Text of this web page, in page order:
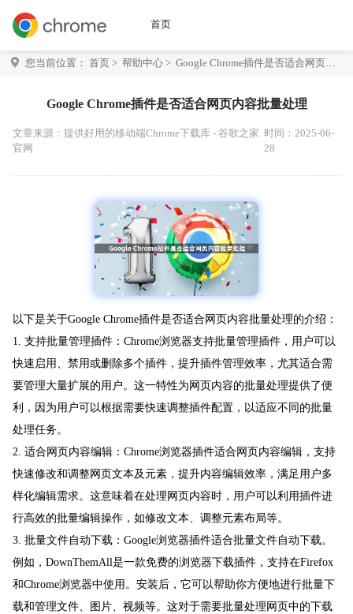
首页
您当前位置： 首页 > 帮助中心 > Google Chrome插件是否适合网页内
Google Chrome插件是否适合网页内容批量处理
文章来源： 提供好用的移动端Chrome下载库 - 谷歌之家
官网
时间：2025-06-
28
以下是关于Google Chrome插件是否适合网页内容批量处理的介绍：
1. 支持批量管理插件：Chrome浏览器支持批量管理插件，用户可以
快速启用、禁用或删除多个插件，提升插件管理效率，尤其适合需
要管理大量扩展的用户。这一特性为网页内容的批量处理提供了便
利，因为用户可以根据需要快速调整插件配置，以适应不同的批量
处理任务。
2. 适合网页内容编辑：Chrome浏览器插件适合网页内容编辑，支持
快速修改和调整网页文本及元素，提升内容编辑效率，满足用户多
样化编辑需求。这意味着在处理网页内容时，用户可以利用插件进
行高效的批量编辑操作，如修改文本、调整元素布局等。
3. 批量文件自动下载：Google浏览器插件适合批量文件自动下载。
例如，DownThemAll是一款免费的浏览器下载插件，支持在Firefox
和Chrome浏览器中使用。安装后，它可以帮助你方便地进行批量下
载和管理文件、图片、视频等。这对于需要批量处理网页中的下载